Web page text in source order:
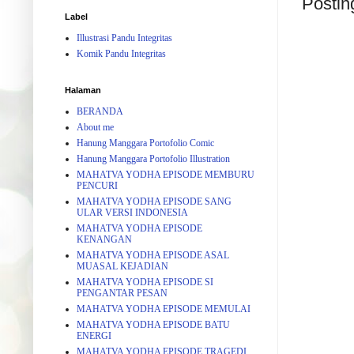
Label
Illustrasi Pandu Integritas
Komik Pandu Integritas
Halaman
BERANDA
About me
Hanung Manggara Portofolio Comic
Hanung Manggara Portofolio Illustration
MAHATVA YODHA EPISODE MEMBURU
PENCURI
MAHATVA YODHA EPISODE SANG
ULAR VERSI INDONESIA
MAHATVA YODHA EPISODE
KENANGAN
MAHATVA YODHA EPISODE ASAL
MUASAL KEJADIAN
MAHATVA YODHA EPISODE SI
PENGANTAR PESAN
MAHATVA YODHA EPISODE MEMULAI
MAHATVA YODHA EPISODE BATU
ENERGI
MAHATVA YODHA EPISODE TRAGEDI